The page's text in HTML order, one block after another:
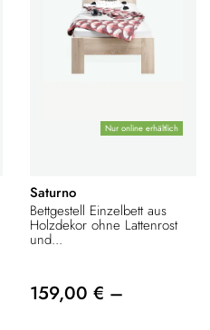
Nur online erhältlich
Saturno
Bettgestell Einzelbett aus
Holzdekor ohne Lattenrost
und...
159,00 € –